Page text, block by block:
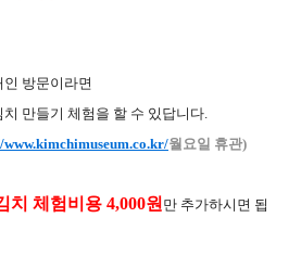
방문이라면
만들기 체험을 할 수 있답니다.
월요일 휴관)
치 체험비용 4,000원 만 추가하시면 됩